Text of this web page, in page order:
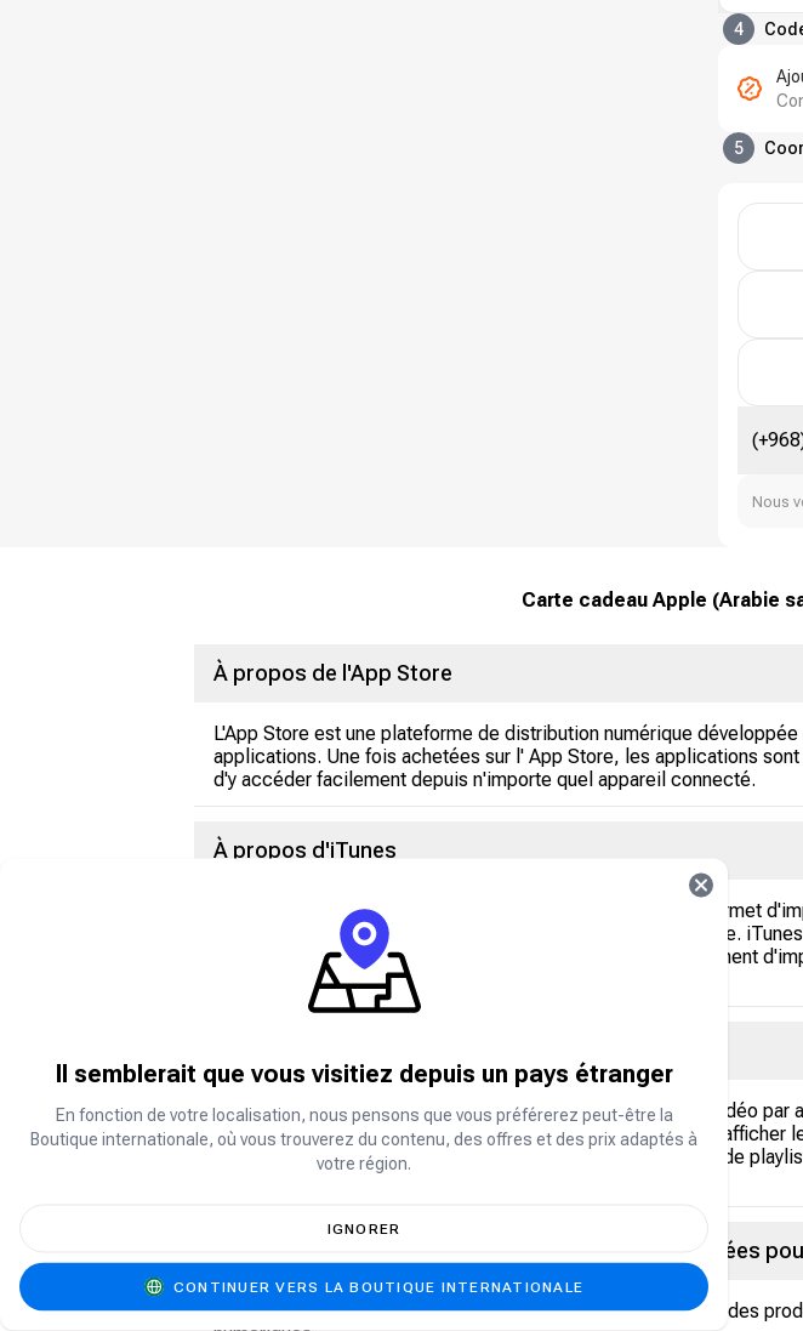
4
5
Nous
Carte cadeau Apple (Arabie
À propos de l'App Store
L'App Store est une plateforme de distribution numérique
applications. Une fois achetées sur l' App Store, les applications
d'y accéder facilement depuis n'importe quel appareil connecté.
À propos d'iTunes
iTunes est un logiciel audio multicanal créé par Apple qui permet
des livres audio et d'autres enregistrements à un prix modique.
système de gestion pour appareils mobiles. Il permet également
différentes stations.
Apple Music est un service de streaming musical, audio et vidéo
préférés et de les écouter hors ligne. Ils peuvent également afficher
préférés, profiter d'une expérience musicale personnalisée, de
Les cartes-cadeaux iTunes peuvent-elles être utilisées
Non, les cartes cadeaux iTunes ne permettent pas d'acheter des
Il semblerait que vous visitiez depuis un pays étranger
En fonction de votre localisation, nous pensons que vous préférerez peut-être la
Boutique internationale, où vous trouverez du contenu, des offres et des prix adaptés à
votre région.
IGNORER
CONTINUER VERS LA BOUTIQUE INTERNATIONALE